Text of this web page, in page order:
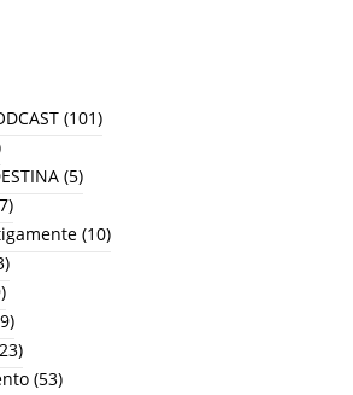
(101)
(5)
(10)
(53)